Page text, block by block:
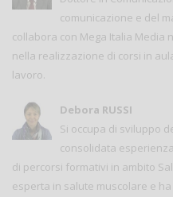
comunicazione e del
collabora con Mega Italia Media
nella realizzazione di corsi in
lavoro.
Debora RUSSI
Si occupa di sviluppo
consolidata
di percorsi formativi in ambito
esperta in salute muscolare e